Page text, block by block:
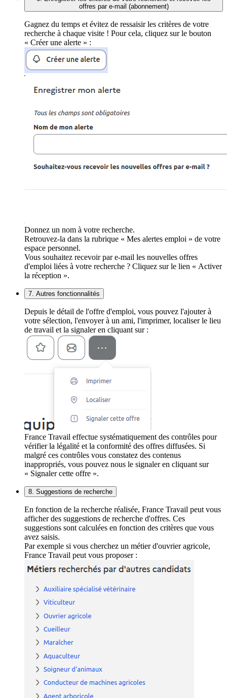
offres par e-mail (abonnement)
Gagnez du temps et évitez de ressaisir les critères de votre
recherche à chaque visite ! Pour cela, cliquez sur le bouton
« Créer une alerte » :
Donnez un nom à votre recherche.
Retrouvez-la dans la rubrique « Mes alertes emploi » de votre
espace personnel.
Vous souhaitez recevoir par e-mail les nouvelles offres
d'emploi liées à votre recherche ? Cliquez sur le lien « Activer
la réception ».
7. Autres fonctionnalités
Depuis le détail de l'offre d'emploi, vous pouvez l'ajouter à
votre sélection, l'envoyer à un ami, l'imprimer, localiser le lieu
de travail et la signaler en cliquant sur :
France Travail effectue systématiquement des contrôles pour
vérifier la légalité et la conformité des offres diffusées. Si
malgré ces contrôles vous constatez des contenus
inappropriés, vous pouvez nous le signaler en cliquant sur
« Signaler cette offre ».
8. Suggestions de recherche
En fonction de la recherche réalisée, France Travail peut vous
afficher des suggestions de recherche d'offres. Ces
suggestions sont calculées en fonction des critères que vous
avez saisis.
Par exemple si vous cherchez un métier d'ouvrier agricole,
France Travail peut vous proposer :